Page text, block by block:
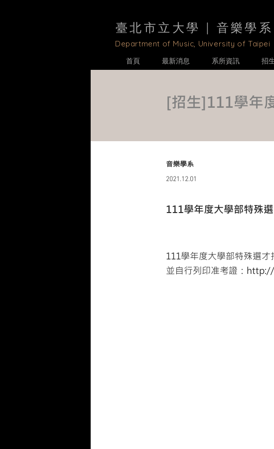
Department of Music, University of Taipei
臺北市立大學 | 音樂學 系
首頁 最新消息 系所資訊 招
[招生]111學年
音樂學系
2021.12.01
111學年度大學部特殊
111學年度大學部特殊選才
並自行列印准考證：